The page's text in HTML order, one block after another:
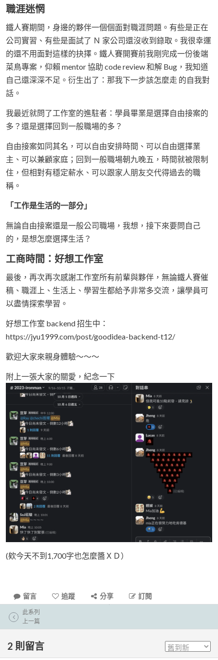
職涯迷惘
鐵人賽期間，身邊的夥伴一個個面對職涯問題。有些是正在
公司實習、有些是面試了 Ｎ 家公司還沒收到錄取。我很幸運
的還不用面對這樣的抉擇。鐵人賽開賽前我剛完成一份後端
菜鳥專案，仰賴 mentor 協助 code review 和解 Bug，我知道
自己還深深不足。衍生出了：那我下一步該怎麼走 的自我對
話。
我最近就問了工作室的進駐者：學員畢業是選擇自由接案的
多？還是選擇回到一般職場的多？
自由接案如同其名，可以自由安排時間、可以自由選擇業
主、可以兼顧家庭；回到一般職場朝九晚五，時間就被限制
住，但相對有穩定薪水、可以跟家人朋友交代得過去的職
稱。
「工作是生活的一部分」
無論自由接案還是一般公司職場，我想，接下來要問自己
的，是想怎麼選擇生活？
工商時間：好想工作室
最後，再次再次感謝工作室所有前輩與夥伴，無論鐵人賽催
稿、職涯上、生活上、學習生都給予非常多交流，讓學員可
以盡情探索學習。
好想工作室 backend 招生中：
https://jyu1999.com/post/goodidea-backend-t12/
歡迎大家來親身體驗～～～
附上一張大家的關愛，紀念一下
(欸今天不到1,700字也怎麼醬ＸＤ）
留言 追蹤 分享 訂閱
此系列
上一篇
2 則留言